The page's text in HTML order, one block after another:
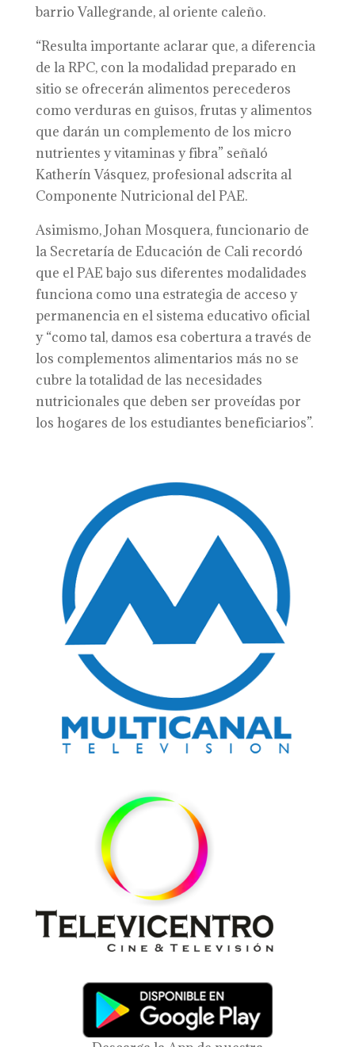
barrio Vallegrande, al oriente caleño.
“Resulta importante aclarar que, a diferencia
de la RPC, con la modalidad preparado en
sitio se ofrecerán alimentos perecederos
como verduras en guisos, frutas y alimentos
que darán un complemento de los micro
nutrientes y vitaminas y fibra” señaló
Katherín Vásquez, profesional adscrita al
Componente Nutricional del PAE.
Asimismo, Johan Mosquera, funcionario de
la Secretaría de Educación de Cali recordó
que el PAE bajo sus diferentes modalidades
funciona como una estrategia de acceso y
permanencia en el sistema educativo oficial
y “como tal, damos esa cobertura a través de
los complementos alimentarios más no se
cubre la totalidad de las necesidades
nutricionales que deben ser proveídas por
los hogares de los estudiantes beneficiarios”.